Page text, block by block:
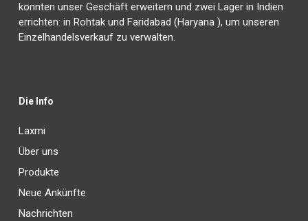
konnten unser Geschäft erweitern und zwei Lager in Indien
errichten: in Rohtak und Faridabad (Haryana ), um unseren
Einzelhandelsverkauf zu verwalten.
Die Info
Laxmi
Über uns
Produkte
Neue Ankünfte
Nachrichten